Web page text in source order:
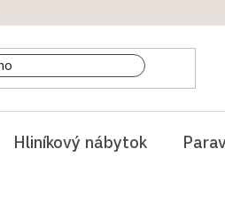
Hliníkový nábytok